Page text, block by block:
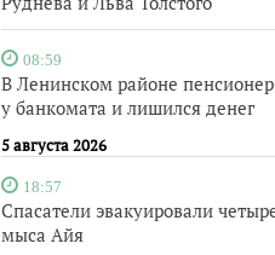
08:59
В Ленинском районе
у банкомата и лишился денег
5 августа 2026
18:57
Спасатели эвакуировали
мыса Айя